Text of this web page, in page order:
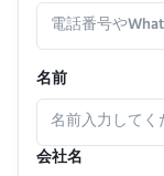
名前
会社名